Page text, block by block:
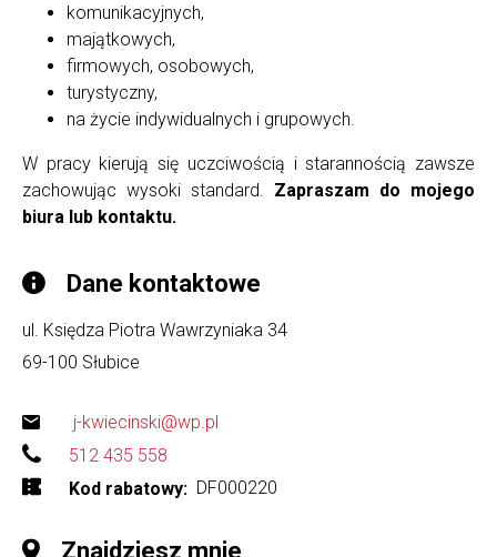
komunikacyjnych,
majątkowych,
firmowych, osobowych,
turystyczny,
na życie indywidualnych i grupowych.
W pracy kierują się uczciwością i starannością zawsze
zachowując wysoki standard.
Zapraszam do mojego
biura lub kontaktu.
Dane kontaktowe
ul. Księdza Piotra Wawrzyniaka 34
69-100 Słubice
j-kwiecinski@wp.pl
512 435 558
Kod rabatowy
DF000220
Znajdziesz mnie